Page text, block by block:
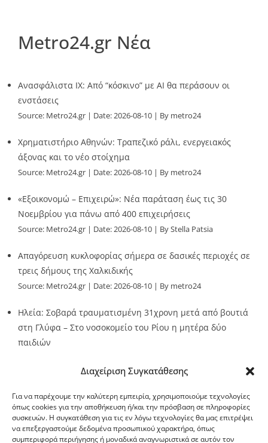
Διαχείριση Συγκατάθεσης
Για να παρέχουμε την καλύτερη εμπειρία, χρησιμοποιούμε τεχνολογίες
όπως cookies για την αποθήκευση ή/και την πρόσβαση σε πληροφορίες
συσκευών. Η συγκατάθεση για τις εν λόγω τεχνολογίες θα μας επιτρέψει
να επεξεργαστούμε δεδομένα προσωπικού χαρακτήρα, όπως
συμπεριφορά περιήγησης ή μοναδικά αναγνωριστικά σε αυτόν τον
Metro24.gr Νέα
Ανασφάλιστα ΙΧ: Από “κόσκινο” με AI θα περάσουν οι
ενστάσεις
Source: Metro24.gr Date: 2026-08-10 By metro24
Χρηματιστήριο Αθηνών: Τραπεζικό ράλι, ενεργειακός
άξονας και το νέο στοίχημα
Source: Metro24.gr Date: 2026-08-10 By metro24
«Εξοικονομώ – Επιχειρώ»: Νέα παράταση έως τις 30
Νοεμβρίου για πάνω από 400 επιχειρήσεις
Source: Metro24.gr Date: 2026-08-10 By Stella Patsia
Απαγόρευση κυκλοφορίας σήμερα σε δασικές περιοχές σε
τρεις δήμους της Χαλκιδικής
Source: Metro24.gr Date: 2026-08-10 By metro24
Ηλεία: Σοβαρά τραυματισμένη 31χρονη μετά από βουτιά
στη Γλύφα – Στο νοσοκομείο του Ρίου η μητέρα δύο
παιδιών
G-point.gr